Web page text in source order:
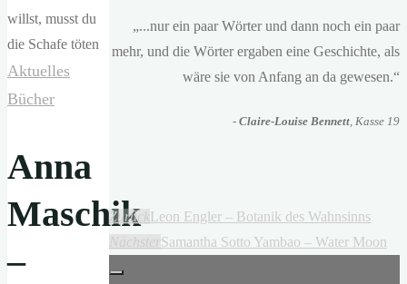
Aktuelles
Bücher
Anna
Maschik
–
„...nur ein paar Wörter und dann noch ein paar
mehr, und die Wörter ergaben eine Geschichte, als
wäre sie von Anfang an da gewesen.“
- Claire-Louise Bennett, Kasse 19
ZurückLeon Engler – Botanik des Wahnsinns
NächsterSamantha Sotto Yambao – Water Moon